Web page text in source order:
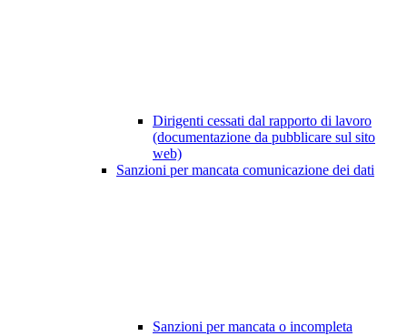
Dirigenti cessati dal rapporto di lavoro
(documentazione da pubblicare sul sito
web)
Sanzioni per mancata comunicazione dei dati
Sanzioni per mancata o incompleta